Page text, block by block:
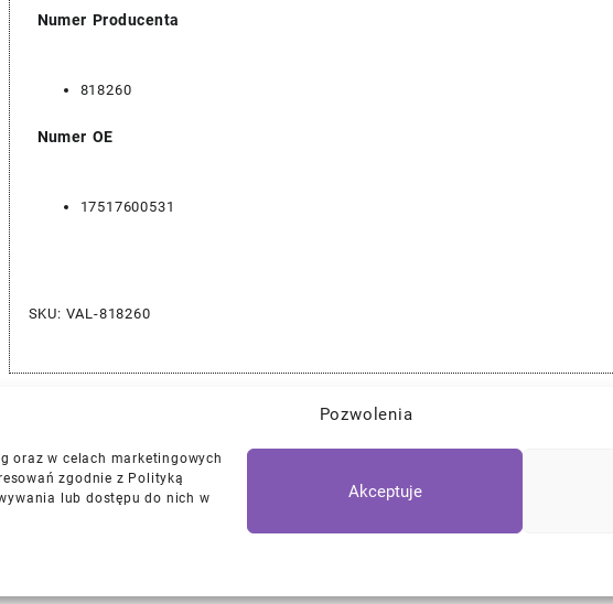
Pozwolenia
oraz w celach marketingowych
zgodnie z Polityką
lub dostępu do nich w
Akceptuje
Numer Producenta
818260
Numer OE
17517600531
SKU: VAL-818260
Najlepszej Jakości Części Samochodowe z Gwarancją Dożywotnią!*
Polityka Prywatności